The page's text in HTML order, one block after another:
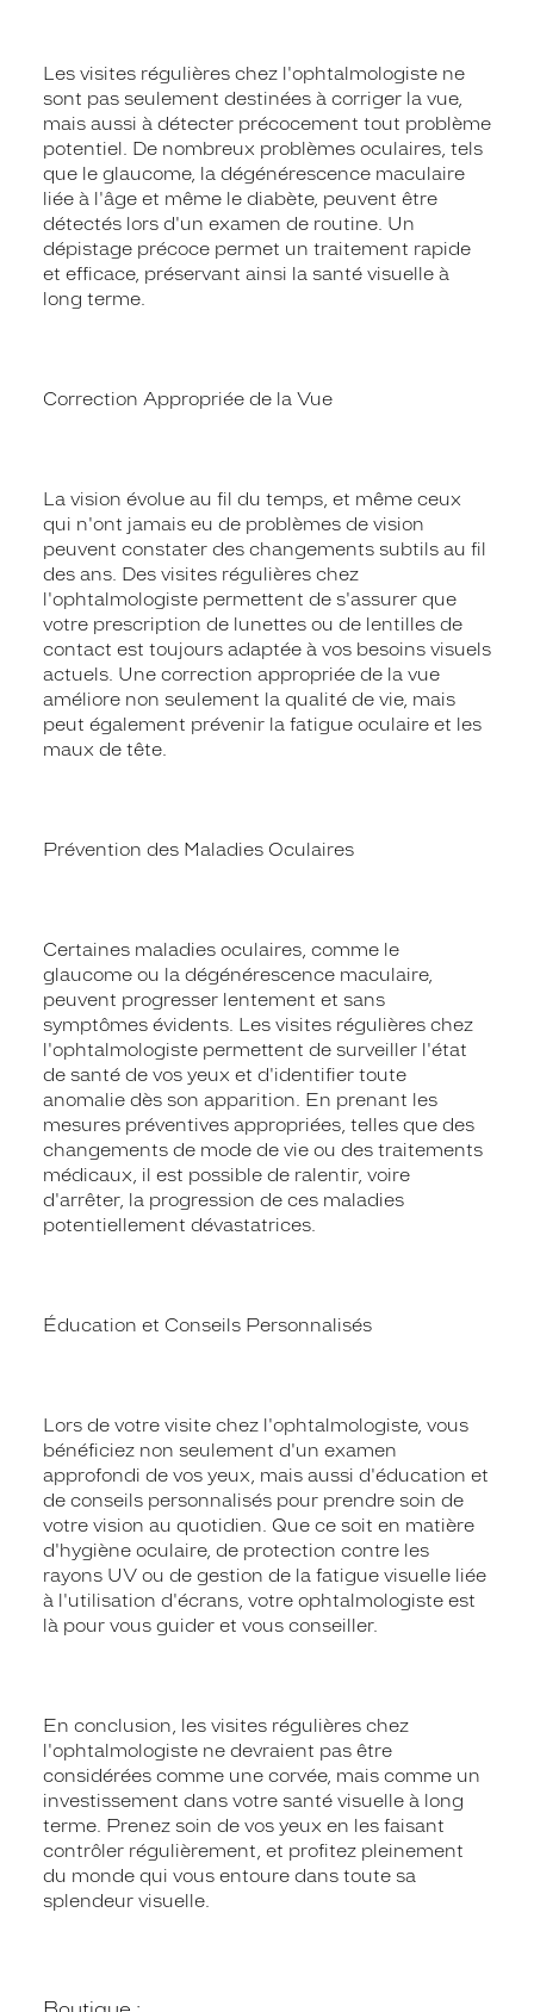
Les visites régulières chez l'ophtalmologiste ne
sont pas seulement destinées à corriger la vue,
mais aussi à détecter précocement tout problème
potentiel. De nombreux problèmes oculaires, tels
que le glaucome, la dégénérescence maculaire
liée à l'âge et même le diabète, peuvent être
détectés lors d'un examen de routine. Un
dépistage précoce permet un traitement rapide
et efficace, préservant ainsi la santé visuelle à
long terme.
Correction Appropriée de la Vue
La vision évolue au fil du temps, et même ceux
qui n'ont jamais eu de problèmes de vision
peuvent constater des changements subtils au fil
des ans. Des visites régulières chez
l'ophtalmologiste permettent de s'assurer que
votre prescription de lunettes ou de lentilles de
contact est toujours adaptée à vos besoins visuels
actuels. Une correction appropriée de la vue
améliore non seulement la qualité de vie, mais
peut également prévenir la fatigue oculaire et les
maux de tête.
Prévention des Maladies Oculaires
Certaines maladies oculaires, comme le
glaucome ou la dégénérescence maculaire,
peuvent progresser lentement et sans
symptômes évidents. Les visites régulières chez
l'ophtalmologiste permettent de surveiller l'état
de santé de vos yeux et d'identifier toute
anomalie dès son apparition. En prenant les
mesures préventives appropriées, telles que des
changements de mode de vie ou des traitements
médicaux, il est possible de ralentir, voire
d'arrêter, la progression de ces maladies
potentiellement dévastatrices.
Éducation et Conseils Personnalisés
Lors de votre visite chez l'ophtalmologiste, vous
bénéficiez non seulement d'un examen
approfondi de vos yeux, mais aussi d'éducation et
de conseils personnalisés pour prendre soin de
votre vision au quotidien. Que ce soit en matière
d'hygiène oculaire, de protection contre les
rayons UV ou de gestion de la fatigue visuelle liée
à l'utilisation d'écrans, votre ophtalmologiste est
là pour vous guider et vous conseiller.
En conclusion, les visites régulières chez
l'ophtalmologiste ne devraient pas être
considérées comme une corvée, mais comme un
investissement dans votre santé visuelle à long
terme. Prenez soin de vos yeux en les faisant
contrôler régulièrement, et profitez pleinement
du monde qui vous entoure dans toute sa
splendeur visuelle.